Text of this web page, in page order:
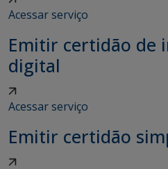
Acessar serviço
Emitir certidão de
digital
Acessar serviço
Emitir certidão